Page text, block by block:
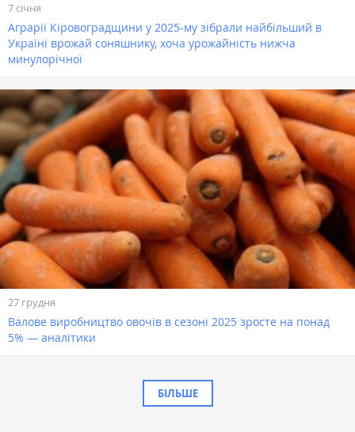
7 січня
Аграрії Кіровоградщини у 2025-му зібрали найбільший в
Україні врожай соняшнику, хоча урожайність нижча
минулорічної
27 грудня
Валове виробництво овочів в сезоні 2025 зросте на понад
5% — аналітики
БІЛЬШЕ